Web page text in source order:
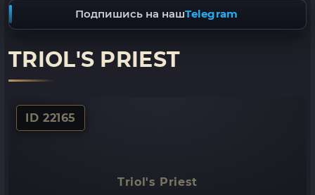
Подпишись на нашTelegram
TRIOL'S PRIEST
ID 22165
Triol's Priest